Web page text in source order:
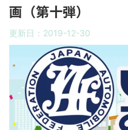
画（第十弾）
更新日： 2019-12-30